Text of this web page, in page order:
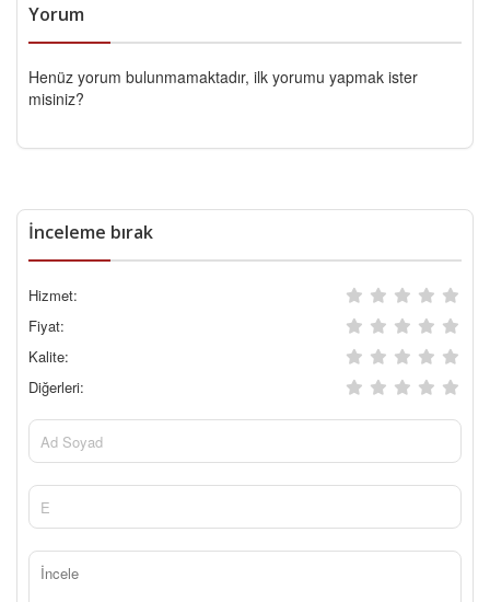
Yorum
Henüz yorum bulunmamaktadır, ilk yorumu yapmak ister
misiniz?
İnceleme bırak
Hizmet:
Fiyat:
Kalite:
Diğerleri: